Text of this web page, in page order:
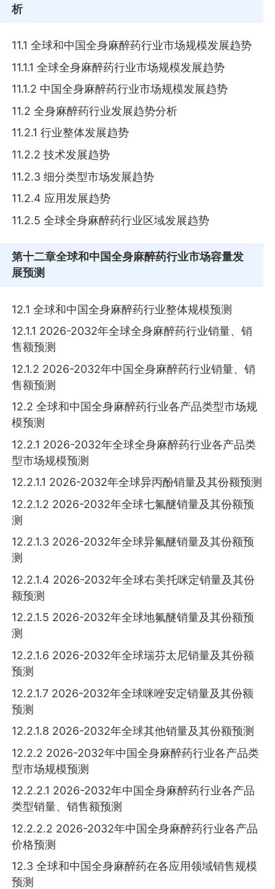
析
11.1 全球和中国全身麻醉药行业市场规模发展趋势
11.1.1 全球全身麻醉药行业市场规模发展趋势
11.1.2 中国全身麻醉药行业市场规模发展趋势
11.2 全身麻醉药行业发展趋势分析
11.2.1 行业整体发展趋势
11.2.2 技术发展趋势
11.2.3 细分类型市场发展趋势
11.2.4 应用发展趋势
11.2.5 全球全身麻醉药行业区域发展趋势
第十二章全球和中国全身麻醉药行业市场容量发
展预测
12.1 全球和中国全身麻醉药行业整体规模预测
12.1.1 2026-2032年全球全身麻醉药行业销量、销
售额预测
12.1.2 2026-2032年中国全身麻醉药行业销量、销
售额预测
12.2 全球和中国全身麻醉药行业各产品类型市场规
模预测
12.2.1 2026-2032年全球全身麻醉药行业各产品类
型市场规模预测
12.2.1.1 2026-2032年全球异丙酚销量及其份额预测
12.2.1.2 2026-2032年全球七氟醚销量及其份额预
测
12.2.1.3 2026-2032年全球异氟醚销量及其份额预
测
12.2.1.4 2026-2032年全球右美托咪定销量及其份
额预测
12.2.1.5 2026-2032年全球地氟醚销量及其份额预
测
12.2.1.6 2026-2032年全球瑞芬太尼销量及其份额
预测
12.2.1.7 2026-2032年全球咪唑安定销量及其份额
预测
12.2.1.8 2026-2032年全球其他销量及其份额预测
12.2.2 2026-2032年中国全身麻醉药行业各产品类
型市场规模预测
12.2.2.1 2026-2032年中国全身麻醉药行业各产品
类型销量、销售额预测
12.2.2.2 2026-2032年中国全身麻醉药行业各产品
价格预测
12.3 全球和中国全身麻醉药在各应用领域销售规模
预测